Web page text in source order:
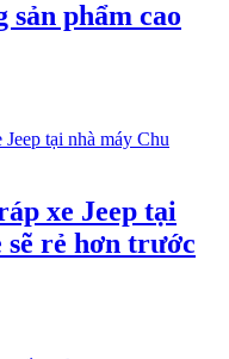
phẩm cao
xe Jeep tại
sẽ rẻ hơn trước